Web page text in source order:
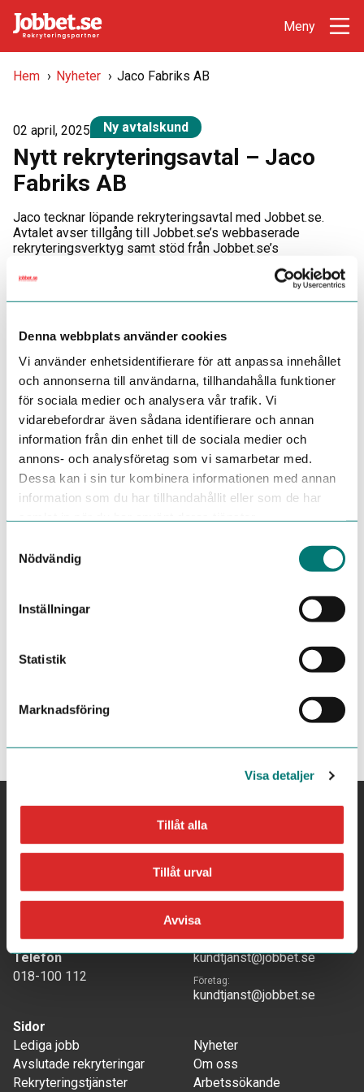
Denna webbplats använder cookies
Vi använder enhetsidentifierare för att anpassa innehållet
och annonserna till användarna, tillhandahålla funktioner
för sociala medier och analysera vår trafik. Vi
vidarebefordrar även sådana identifierare och annan
information från din enhet till de sociala medier och
annons- och analysföretag som vi samarbetar med.
Dessa kan i sin tur kombinera informationen med annan
information som du har tillhandahållit eller som de har
Nödvändig
Inställningar
Statistik
Marknadsföring
Visa detaljer
Tillåt alla
Tillåt urval
Avvisa
Hem › Nyheter › Jaco Fabriks AB
02 april, 2025 Ny avtalskund
Nytt rekryteringsavtal – Jaco
Fabriks AB
Jaco tecknar löpande rekryteringsavtal med Jobbet.se.
Avtalet avser tillgång till Jobbet.se’s webbaserade
rekryteringsverktyg samt stöd från Jobbet.se’s
rekryteringsavdelning för annonsering, search och
bedömning av kandidater.
Jaco utvecklar, konstruerar och tillverkar modulbyggnader
trafik. Stort fokus läggs på utveckling av modulbyggnader
och paketering av tekniska utrustningar och system för
användning inom förnybar energi. Modulbyggnaderna
levereras fullt installerade och rutinprovade.
Adress
Jobbet.se Sverige AB
75310 Uppsala
Telefon
018-100 112
medlem@jobbet.se
kundtjanst@jobbet.se
Företag:
kundtjanst@jobbet.se
Sidor
Lediga jobb
Avslutade rekryteringar
Rekryteringstjänster
Nyheter
Om oss
Arbetssökande